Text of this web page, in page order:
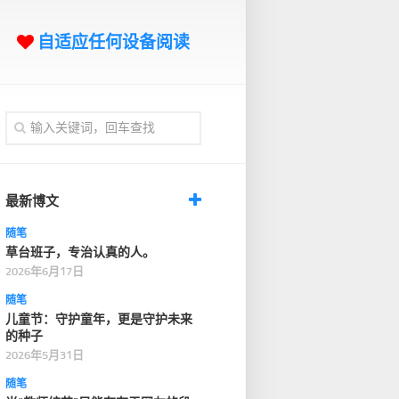
自适应任何设备阅读
最新博文
随笔
草台班子，专治认真的人。
2026年6月17日
随笔
儿童节：守护童年，更是守护未来
的种子
2026年5月31日
随笔